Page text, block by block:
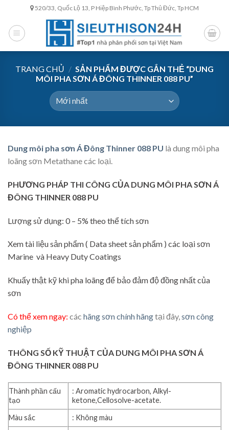
content
520/33, Quốc Lộ 13, P Hiệp Bình Phước, Tp Thủ Đức, Tp HCM
TRANG CHỦ / SẢN PHẨM ĐƯỢC GẮN THẺ “DUNG
MÔI PHA SƠN Á ĐÔNG THINNER 088 PU”
Dung môi pha sơn Á Đông Thinner 088 PU là dung môi pha
loãng sơn Metathane các loại.
PHƯƠNG PHÁP THI CÔNG CỦA DUNG MÔI PHA SƠN Á
ĐÔNG THINNER 088 PU
Lượng sử dụng: 0 – 5% theo thể tích sơn
Xem tài liệu sản phẩm ( Data sheet sản phẩm ) các loại sơn
Marine và Heavy Duty Coatings
Khuấy thật kỹ khi pha loãng để bảo đảm độ đồng nhất của
sơn
Có thể xem ngay: các hãng sơn chính hãngtại đây,sơn công
nghiệp
THÔNG SỐ KỸ THUẬT CỦA DUNG MÔI PHA SƠN Á
ĐÔNG THINNER 088 PU
Thành phần cấu
tạo
: Aromatic hydrocarbon, Alkyl-
ketone,Cellosolve-acetate.
Màu sắc
: Không màu